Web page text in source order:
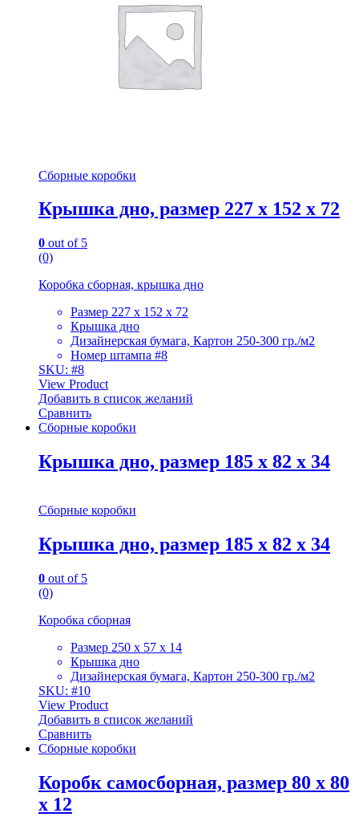
Сборные коробки
Крышка дно, размер 227 х 152 х 72
0 out of 5
(0)
Коробка сборная, крышка дно
Размер 227 х 152 х 72
Крышка дно
Дизайнерская бумага, Картон 250-300 гр./м2
Номер штампа #8
SKU: #8
View Product
Добавить в список желаний
Сравнить
Сборные коробки
Крышка дно, размер 185 х 82 х 34
Сборные коробки
Крышка дно, размер 185 х 82 х 34
0 out of 5
(0)
Коробка сборная
Размер 250 х 57 х 14
Крышка дно
Дизайнерская бумага, Картон 250-300 гр./м2
SKU: #10
View Product
Добавить в список желаний
Сравнить
Сборные коробки
Коробк самосборная, размер 80 х 80
х 12